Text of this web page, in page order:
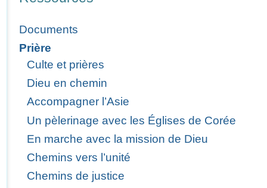
Documents
Prière
Culte et prières
Dieu en chemin
Accompagner l’Asie
Un pèlerinage avec les Églises de Corée
En marche avec la mission de Dieu
Chemins vers l’unité
Chemins de justice